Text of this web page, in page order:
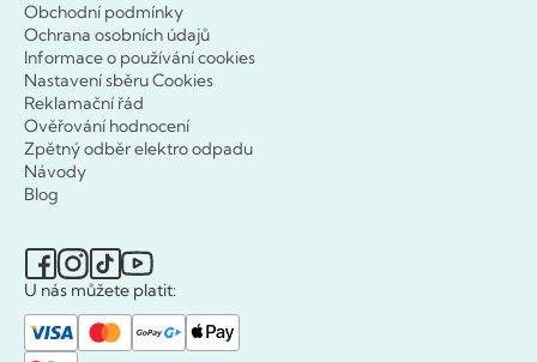
Obchodní podmínky
Ochrana osobních údajů
Informace o používání cookies
Nastavení sběru Cookies
Reklamační řád
Ověřování hodnocení
Zpětný odběr elektro odpadu
Návody
Blog
U nás můžete platit: